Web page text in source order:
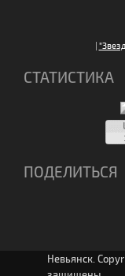
|
СТАТИСТИКА
ПОДЕЛИТЬСЯ
Невьянск.